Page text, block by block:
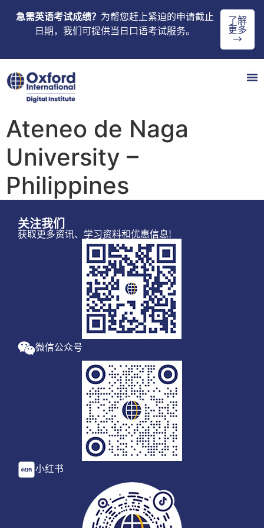
急需英语考试成绩？ 为帮您赶上紧迫的申请截止
日期，我们可提供当日口语考试服务。
了解
更多
→
Ateneo de Naga
University –
Philippines
关注我们
获取更多资讯、学习资料和优惠信息!
微信公众号
小红书